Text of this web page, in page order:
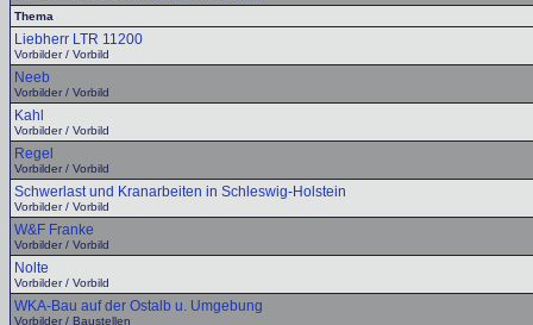
Thema
Liebherr LTR 11200
Vorbilder / Vorbild
Neeb
Vorbilder / Vorbild
Kahl
Vorbilder / Vorbild
Regel
Vorbilder / Vorbild
Schwerlast und Kranarbeiten in Schleswig-Holstein
Vorbilder / Vorbild
W&F Franke
Vorbilder / Vorbild
Nolte
Vorbilder / Vorbild
WKA-Bau auf der Ostalb u. Umgebung
Vorbilder / Baustellen